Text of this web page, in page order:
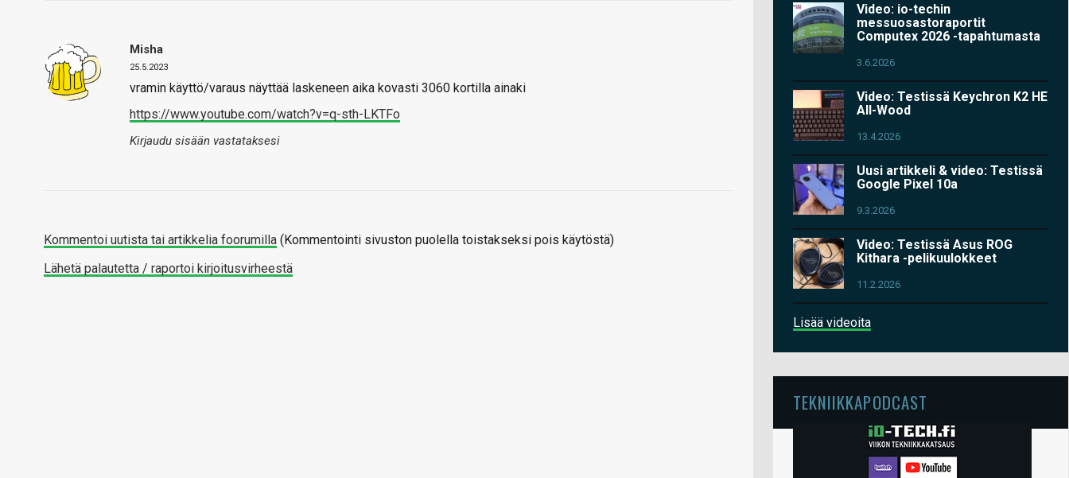
Misha
25.5.2023
vramin käyttö/varaus näyttää laskeneen aika kovasti 3060 kortilla ainaki
https://www.youtube.com/watch?v=q-sth-LKTFo
Kirjaudu sisään vastataksesi
Kommentoi uutista tai artikkelia foorumilla (Kommentointi sivuston puolella toistakseksi pois käytöstä)
Lähetä palautetta / raportoi kirjoitusvirheestä
Video: io-techin
messuosastoraportit
Computex 2026 -tapahtumasta
3.6.2026
Video: Testissä Keychron K2 HE
All-Wood
13.4.2026
Uusi artikkeli & video: Testissä
Google Pixel 10a
9.3.2026
Video: Testissä Asus ROG
Kithara -pelikuulokkeet
11.2.2026
Lisää videoita
TEKNIIKKAPODCAST